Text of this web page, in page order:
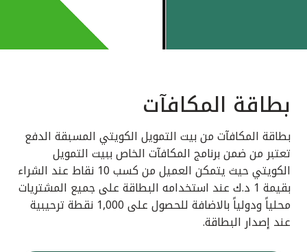
بطاقة المكافآت
بطاقة المكافآت من بيت التمويل الكويتي المسبقة الدفع
تعتبر من ضمن برنامج المكافآت الخاص ببيت التمويل
الكويتي حيث يتمكن العميل من كسب 10 نقاط عند الشراء
بقيمة 1 د.ك عند استخدامه البطاقة على جميع المشتريات
محلياً ودولياً بالاضافة للحصول على 1,000 نقطة ترحيبية
عند إصدار البطاقة.